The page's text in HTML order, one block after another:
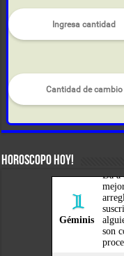
HOROSCOPO HOY!